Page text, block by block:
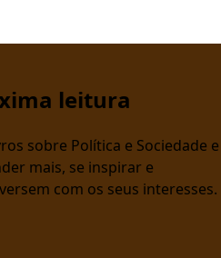
leitura
sobre Política e Sociedade e
mais, se inspirar e
com os seus interesses.